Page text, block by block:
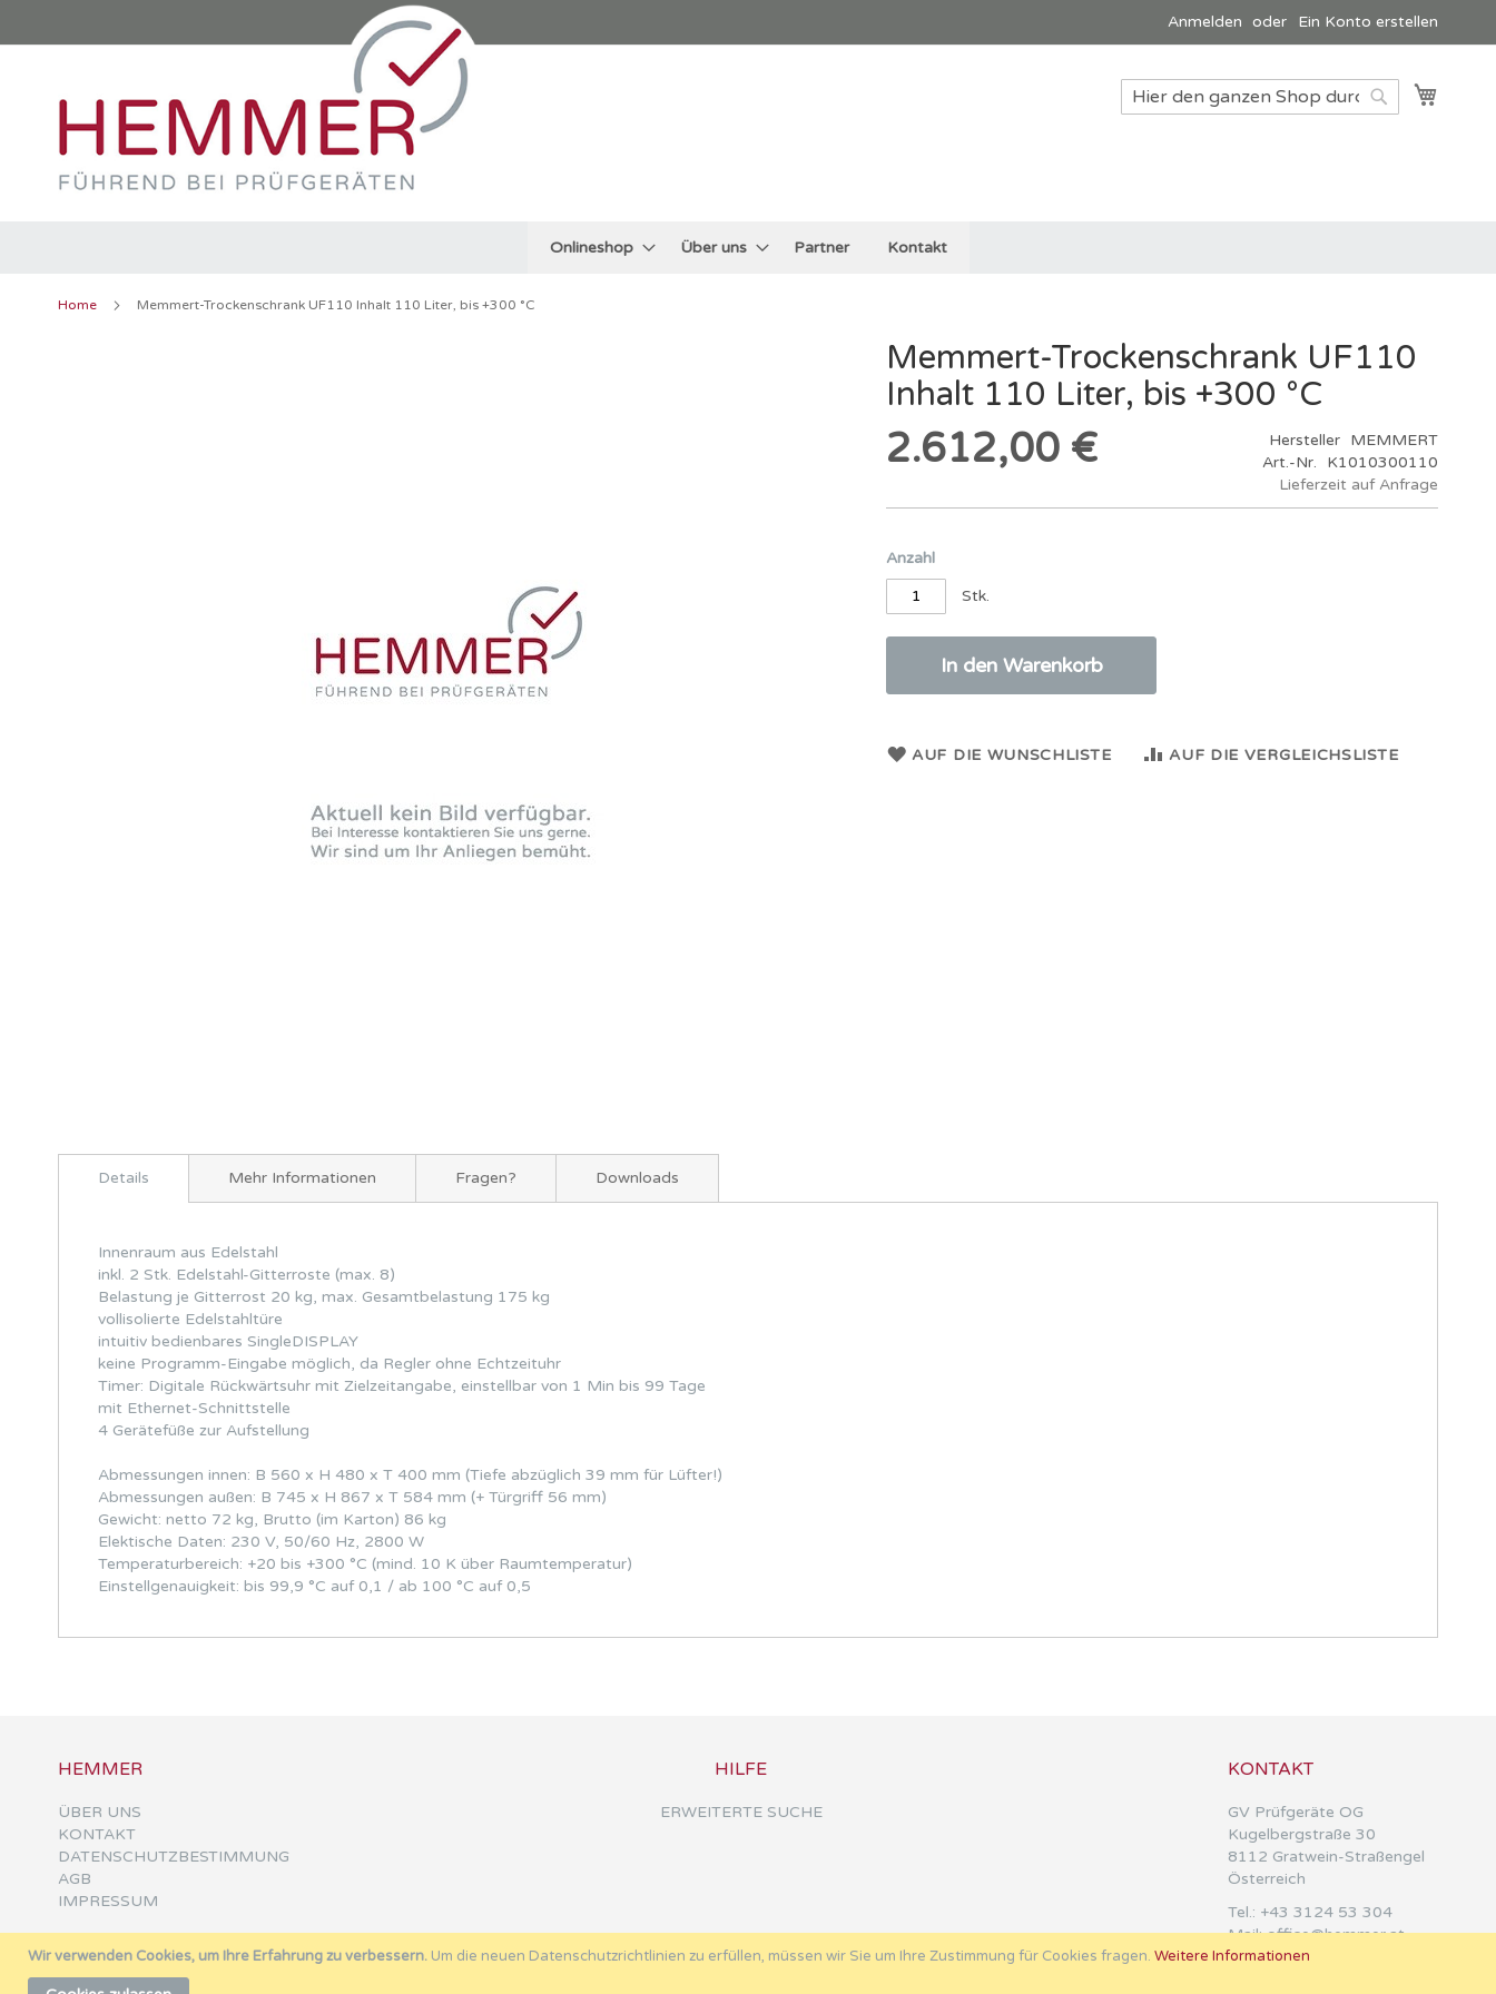
Wir verwenden Cookies, um Ihre Erfahrung zu verbessern. Um die neuen Datenschutzrichtlinien zu erfüllen, müssen wir Sie um Ihre Zustimmung für Cookies fragen. Weitere Informationen
zum
Anmelden Ein Konto erstellen
Suche
Onlineshop Über uns Partner Kontakt
Home Memmert-Trockenschrank UF110 Inhalt 110 Liter, bis +300 °C
Anfang
Memmert-Trockenschrank UF110
Inhalt 110 Liter, bis +300 °C
2.612,00 € Hersteller MEMMERT
Art.-Nr.
K1010300110
Lieferzeit auf Anfrage
Anzahl
Stk.
In den Warenkorb
AUF DIE WUNSCHLISTE AUF DIE VERGLEICHSLISTE
Details
Innenraum aus Edelstahl
inkl. 2 Stk. Edelstahl-Gitterroste (max. 8)
Belastung je Gitterrost 20 kg, max. Gesamtbelastung 175 kg
vollisolierte Edelstahltüre
intuitiv bedienbares SingleDISPLAY
keine Programm-Eingabe möglich, da Regler ohne Echtzeituhr
Timer: Digitale Rückwärtsuhr mit Zielzeitangabe, einstellbar von 1 Min bis 99 Tage
mit Ethernet-Schnittstelle
4 Gerätefüße zur Aufstellung
Abmessungen innen: B 560 x H 480 x T 400 mm (Tiefe abzüglich 39 mm für Lüfter!)
Abmessungen außen: B 745 x H 867 x T 584 mm (+ Türgriff 56 mm)
Gewicht: netto 72 kg, Brutto (im Karton) 86 kg
Elektische Daten: 230 V, 50/60 Hz, 2800 W
Temperaturbereich: +20 bis +300 °C (mind. 10 K über Raumtemperatur)
Einstellgenauigkeit: bis 99,9 °C auf 0,1 / ab 100 °C auf 0,5
Mehr Informationen Fragen? Downloads
HEMMER
ÜBER UNS
KONTAKT
DATENSCHUTZBESTIMMUNG
AGB
IMPRESSUM
HILFE
ERWEITERTE SUCHE
KONTAKT
GV Prüfgeräte OG
Kugelbergstraße 30
8112 Gratwein-Straßengel
Österreich
Tel.: +43 3124 53 304
Mail:office@hemmer.at